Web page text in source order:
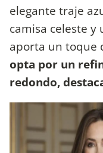
elegante traje
camisa celeste
aporta un toque
opta por un
redondo,